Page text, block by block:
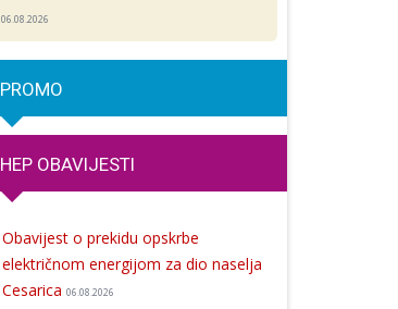
“Ukras” na najljepšem gradskom trgu
06.08.2026
PROMO
HEP OBAVIJESTI
Obavijest o prekidu opskrbe
električnom energijom za dio naselja
Cesarica 06.08.2026